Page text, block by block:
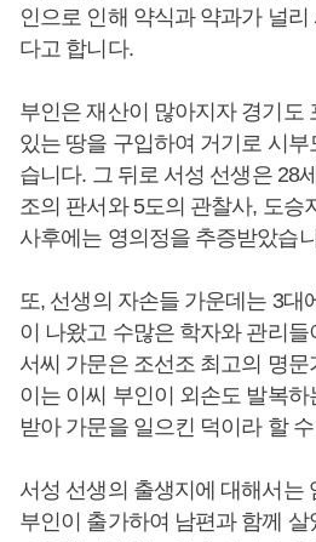
인으로 인해 약식과 약과가 널
다고 합니다.
부인은 재산이 많아지자 경기도
있는 땅을 구입하여 거기로 시
습니다. 그 뒤로 서성 선생은 28
조의 판서와 5도의 관찰사, 도승
사후에는 영의정을 추증받았습
또, 선생의 자손들 가운데는 3대
이 나왔고 수많은 학자와 관리들
서씨 가문은 조선조 최고의 명문
이는 이씨 부인이 외손도 발복
받아 가문을 일으킨 덕이라 할
서성 선생의 출생지에 대해서는
부인이 출가하여 남편과 함께 살